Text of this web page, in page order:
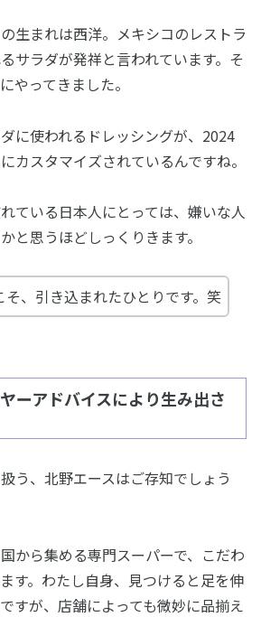
生まれは西洋。メキシコのレストラ
サラダが発祥と言われています。そ
やってきました。
に使われるドレッシングが、2024
カスタマイズされているんですね。
ている日本人にとっては、嫌いな人
と思うほどしっくりきます。
そ、引き込まれたひとりです。笑
ーアドバイスにより生み出さ
う、北野エースはご存知でしょう
から集める専門スーパーで、こだわ
す。わたし自身、見つけると足を伸
すが、店舗によっても微妙に品揃え